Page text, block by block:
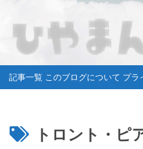
記事一覧 このブログについて プラ
トロント・ピ